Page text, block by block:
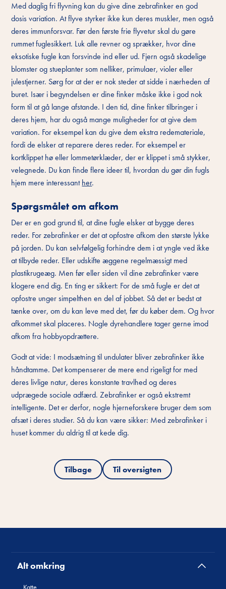
Med daglig fri flyvning kan du give dine zebrafinker en god
dosis variation. At flyve styrker ikke kun deres muskler, men også
deres immunforsvar. Før den første frie flyvetur skal du gøre
rummet fuglesikkert. Luk alle revner og sprækker, hvor dine
eksotiske fugle kan forsvinde ind eller ud. Fjern også skadelige
blomster og stueplanter som nelliker, primulaer, violer eller
julestjerner. Sørg for at der er nok steder at sidde i nærheden af
buret. Især i begyndelsen er dine finker måske ikke i god nok
form til at gå lange afstande. I den tid, dine finker tilbringer i
deres hjem, har du også mange muligheder for at give dem
variation. For eksempel kan du give dem ekstra redemateriale,
fordi de elsker at reparere deres reder. For eksempel er
kortklippet hø eller lommetørklæder, der er klippet i små stykker,
velegnede. Du kan finde flere ideer til, hvordan du gør din fugls
hjem mere interessanther.
Spørgsmålet om afkom
Der er en god grund til, at dine fugle elsker at bygge deres
reder. For zebrafinker er det at opfostre afkom den største lykke
på jorden. Du kan selvfølgelig forhindre dem i at yngle ved ikke
at tilbyde reder. Eller udskifte æggene regelmæssigt med
plastikrugeæg. Men før eller siden vil dine zebrafinker være
klogere end dig. En ting er sikkert: For de små fugle er det at
opfostre unger simpelthen en del af jobbet. Så det er bedst at
tænke over, om du kan leve med det, før du køber dem. Og hvor
afkommet skal placeres. Nogle dyrehandlere tager gerne imod
afkom fra hobbyopdrættere.
Godt at vide: I modsætning til undulater bliver zebrafinker ikke
håndtamme. Det kompenserer de mere end rigeligt for med
deres livlige natur, deres konstante travlhed og deres
udprægede sociale adfærd. Zebrafinker er også ekstremt
intelligente. Det er derfor, nogle hjerneforskere bruger dem som
afsæt i deres studier. Så du kan være sikker: Med zebrafinker i
huset kommer du aldrig til at kede dig.
Tilbage Til oversigten
Alt omkring
Katte